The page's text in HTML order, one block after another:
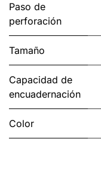
Paso de
perforación
Tamaño
Capacidad de
encuadernación
Color